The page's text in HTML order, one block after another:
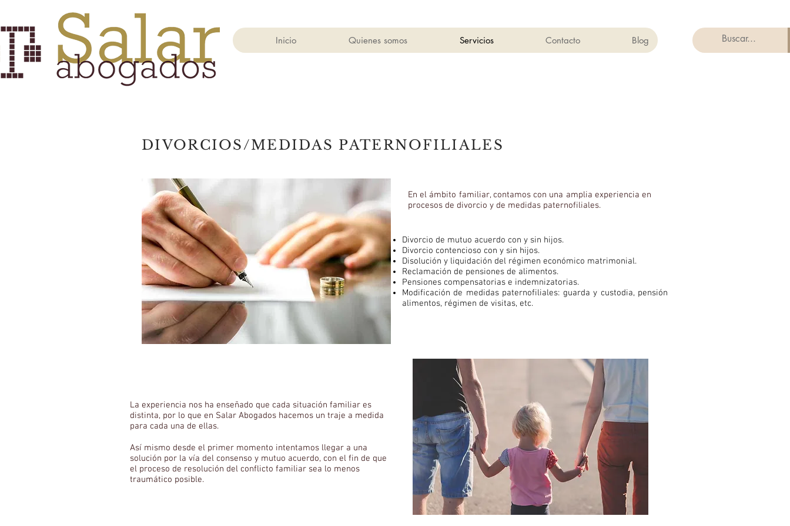
Inicio Quienes somos Servicios Contacto Blog
DIVORCIOS/MEDIDAS PATERNOFILIALES
En el ámbito familiar, contamos con una amplia experiencia en
procesos de divorcio y de medidas paternofiliales.
Divorcio de mutuo acuerdo con y sin hijos.
Divorcio contencioso con y sin hijos.
Disolución y liquidación del régimen económico matrimonial.
Reclamación de pensiones de alimentos.
Pensiones compensatorias e indemnizatorias.
Modificación de medidas paternofiliales: guarda y custodia, pensión
alimentos, régimen de visitas, etc.
La experiencia nos ha enseñado que cada situación familiar es
distinta, por lo que en Salar Abogados hacemos un traje a medida
para cada una de ellas.
Así mismo desde el primer momento intentamos llegar a una
solución por la vía del consenso y mutuo acuerdo, con el fin de que
el proceso de resolución del conflicto familiar sea lo menos
traumático posible.